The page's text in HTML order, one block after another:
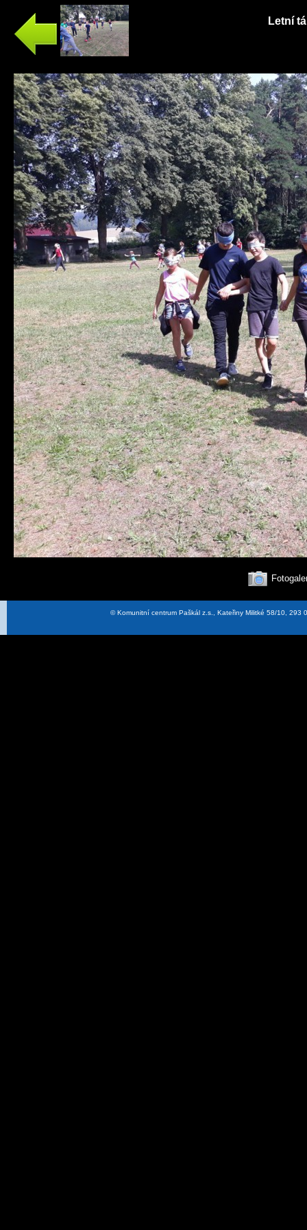
Letní
© Komunitní centrum Paškál z.s., Kateřiny Militké 58/10,